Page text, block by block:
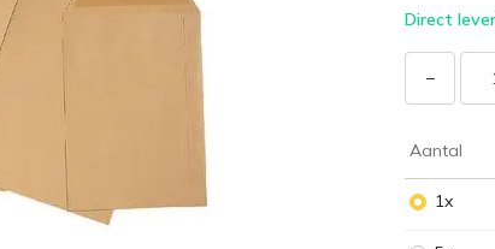
Direct
−
Aantal
1x